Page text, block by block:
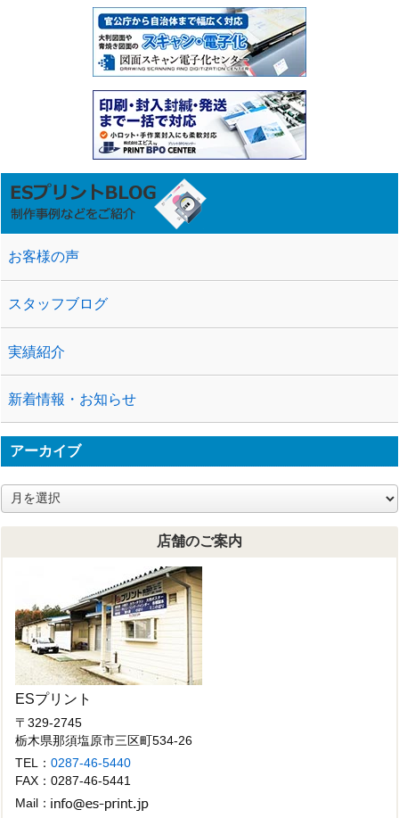
お客様の声
スタッフブログ
実績紹介
新着情報・お知らせ
アーカイブ
ア
ー
カ
店舗のご案内
ESプリント
〒329-2745
栃木県那須塩原市三区町534-26
TEL：0287-46-5440
FAX：0287-46-5441
Mail：